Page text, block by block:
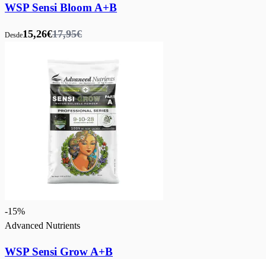
WSP Sensi Bloom A+B
Desde15,26€17,95€
-15%
Advanced Nutrients
WSP Sensi Grow A+B